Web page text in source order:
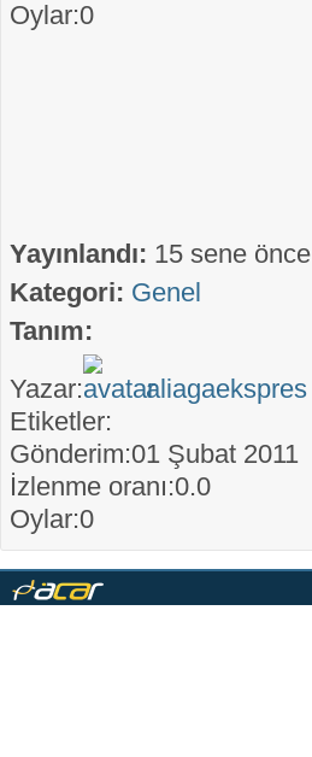
Oylar:0
Yayınlandı: 15 sene önce
Kategori: Genel
Tanım:
Yazar:
aliagaekspres
Etiketler:
Gönderim:01 Şubat 2011
İzlenme oranı:0.0
Oylar:0